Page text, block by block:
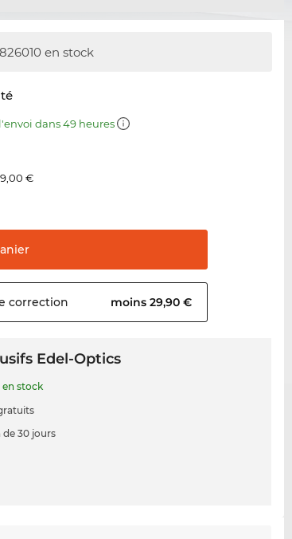
en stock
dans 49 heures
€
correction moins 29,90 €
Edel-Optics
en stock
30 jours